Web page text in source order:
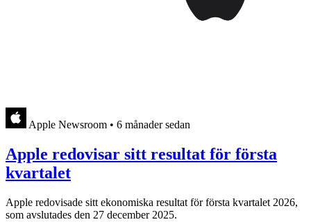
Apple Newsroom • 6 månader sedan
Apple redovisar sitt resultat för första
kvartalet
Apple redovisade sitt ekonomiska resultat för första kvartalet 2026,
som avslutades den 27 december 2025.